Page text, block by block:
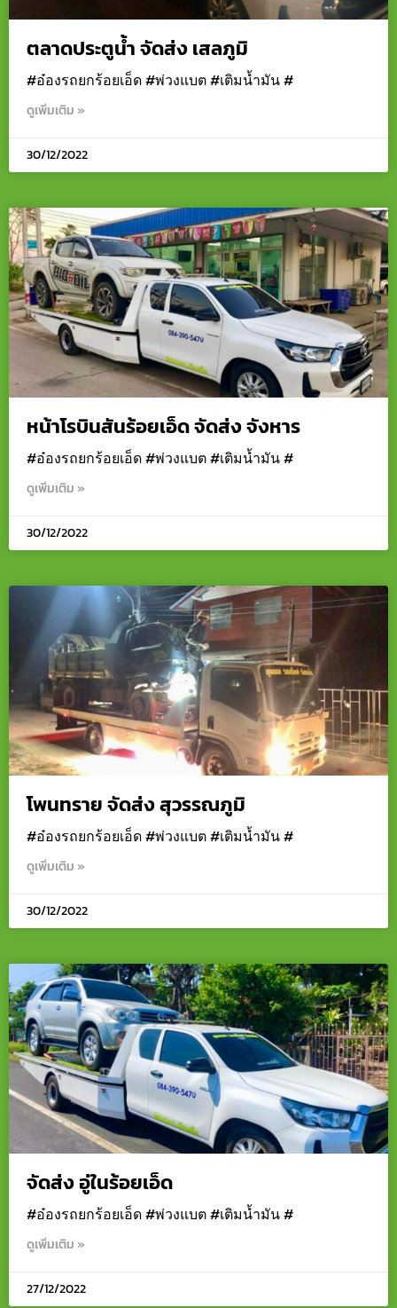
ตลาดประตูน้ำ จัดส่ง เสลภูมิ
#อ๋องรถยกร้อยเอ็ด #พ่วงแบต #เติมน้ำมัน #
ดูเพิ่มเติม »
30/12/2022
หน้าโรบินสันร้อยเอ็ด จัดส่ง จังหาร
#อ๋องรถยกร้อยเอ็ด #พ่วงแบต #เติมน้ำมัน #
ดูเพิ่มเติม »
30/12/2022
โพนทราย จัดส่ง สุวรรณภูมิ
#อ๋องรถยกร้อยเอ็ด #พ่วงแบต #เติมน้ำมัน #
ดูเพิ่มเติม »
30/12/2022
จัดส่ง อู่ในร้อยเอ็ด
#อ๋องรถยกร้อยเอ็ด #พ่วงแบต #เติมน้ำมัน #
ดูเพิ่มเติม »
27/12/2022